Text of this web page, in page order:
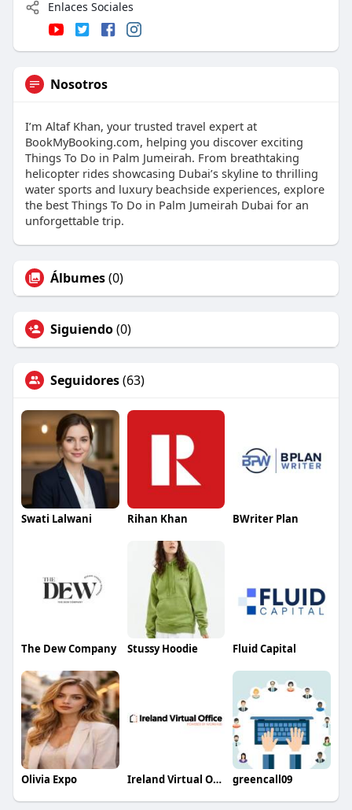
Enlaces Sociales
Nosotros
I’m Altaf Khan, your trusted travel expert at
BookMyBooking.com, helping you discover exciting
Things To Do in Palm Jumeirah. From breathtaking
helicopter rides showcasing Dubai’s skyline to thrilling
water sports and luxury beachside experiences, explore
the best Things To Do in Palm Jumeirah Dubai for an
unforgettable trip.
Álbumes(0)
Siguiendo(0)
Seguidores(63)
Swati Lalwani Rihan Khan BWriter Plan
The Dew Company Stussy Hoodie Fluid Capital
Olivia Expo Ireland Virtual Office greencall09